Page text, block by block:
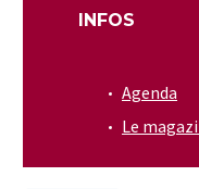
INFOS
Agenda
Le